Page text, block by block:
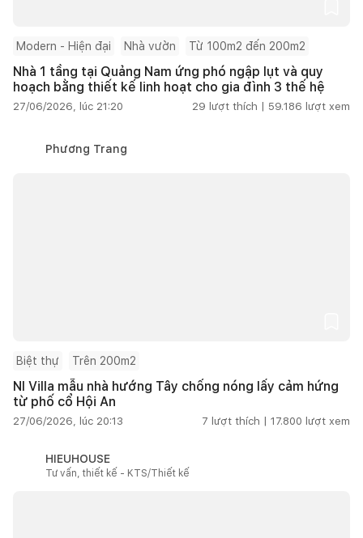
Modern - Hiện đại Nhà vườn Từ 100m2 đến 200m2
Nhà 1 tầng tại Quảng Nam ứng phó ngập lụt và quy
hoạch bằng thiết kế linh hoạt cho gia đình 3 thế hệ
27/06/2026, lúc 21:20 29 lượt thích | 59.186 lượt xem
Phương Trang
Biệt thự Trên 200m2
NI Villa mẫu nhà hướng Tây chống nóng lấy cảm hứng
từ phố cổ Hội An
27/06/2026, lúc 20:13 7 lượt thích | 17.800 lượt xem
HIEUHOUSE
Tư vấn, thiết kế - KTS/Thiết kế